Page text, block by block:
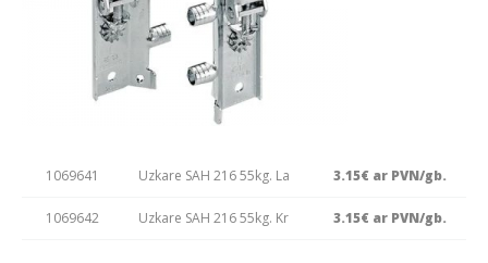
1069641 Uzkare SAH 216 55kg. La 3.15€ ar PVN/gb.
1069642 Uzkare SAH 216 55kg. Kr 3.15€ ar PVN/gb.